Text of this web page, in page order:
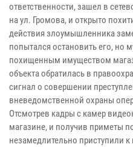
ответственности, зашел в
на ул. Громова, и открыто
действия злоумышленника
попытался остановить его, но
похищенным имуществом
объекта обратилась в
сигнал о совершении
вневедомственной охраны
Отсмотрев кадры с камер
магазине, и получив приметы
незамедлительно приступили